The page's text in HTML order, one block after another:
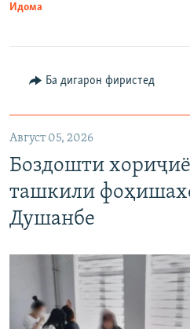
Идома
Ба дигарон фиристед
Август 05, 2026
Боздошти
ташкили
Душанбе